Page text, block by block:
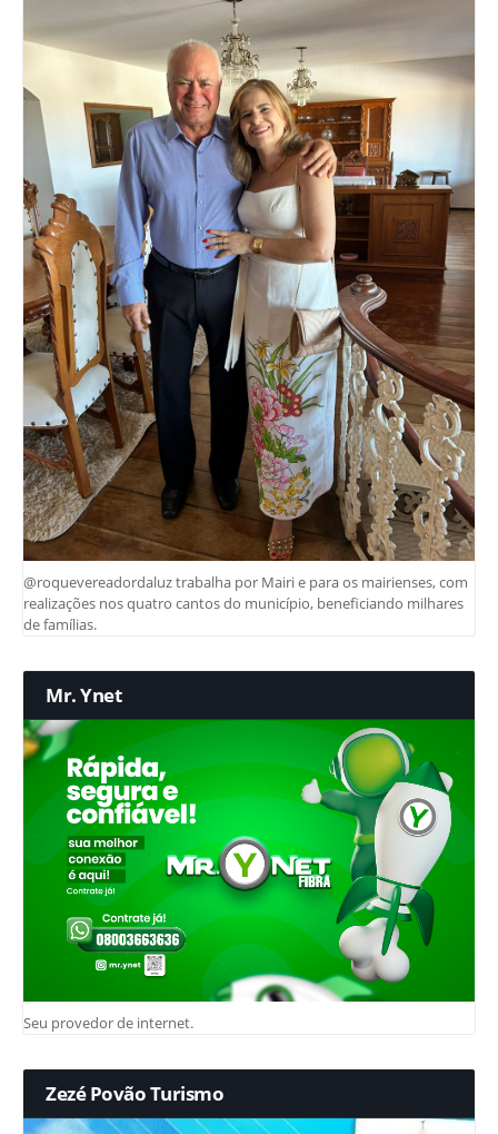
@roquevereadordaluz trabalha por Mairi e para os mairienses, com
realizações nos quatro cantos do município, beneficiando milhares
de famílias.
Mr. Ynet
Seu provedor de internet.
Zezé Povão Turismo